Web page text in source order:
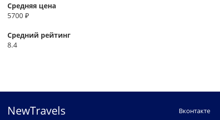
Средняя цена
5700 ₽
Средний рейтинг
8.4
NewTravels
Вконтакте